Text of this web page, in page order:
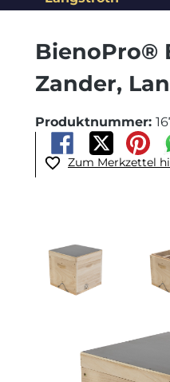
BienoPro®
Zander,
Produktnummer:
Zum Merkzettel